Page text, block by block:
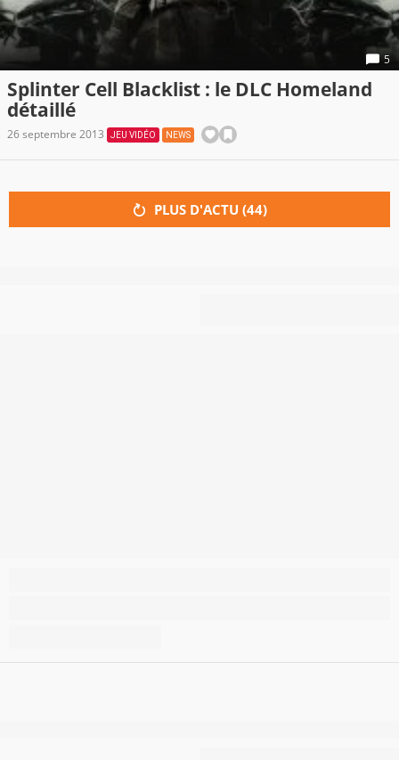
5
Splinter Cell Blacklist : le DLC Homeland
détaillé
26 septembre 2013 JEU VIDÉO NEWS
PLUS D'ACTU (44)